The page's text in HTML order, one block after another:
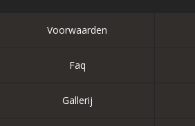
Voorwaarden
Faq
Gallerij